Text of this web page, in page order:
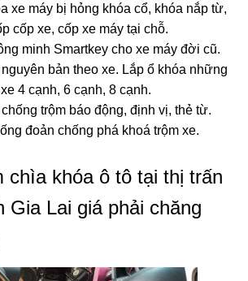
xe máy bị hỏng khóa cổ, khóa nắp từ,
cốp xe, cốp xe máy tại chỗ.
minh Smartkey cho xe máy đời cũ.
nguyên bản theo xe. Lắp ổ khóa những
4 cạnh, 6 cạnh, 8 cạnh.
trộm báo động, định vị, thẻ từ.
đoản chống phá khoá trộm xe.
chìa khóa ô tô tại thị trấn
Gia Lai giá phải chăng